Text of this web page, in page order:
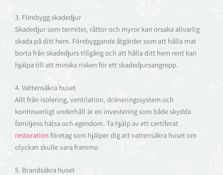
3. Förebygg skadedjur
Skadedjur som termiter, råttor och myror kan orsaka allvarlig
skada på ditt hem. Förebyggande åtgärder som att hålla mat
borta från skadedjurs tillgång och att hålla ditt hem rent kan
hjälpa till att minska risken för ett skadedjursangrepp.
4. Vattensäkra huset
Allt från isolering, ventilation, dräneringssystem och
kontinuerligt underhåll är en investering som både skydda
familjens hälsa och egendom. Ta hjälp av ett certiferat
restoration företag som hjälper dig att vattensäkra huset om
olyckan skulle vara framme.
5. Brandsäkra huset